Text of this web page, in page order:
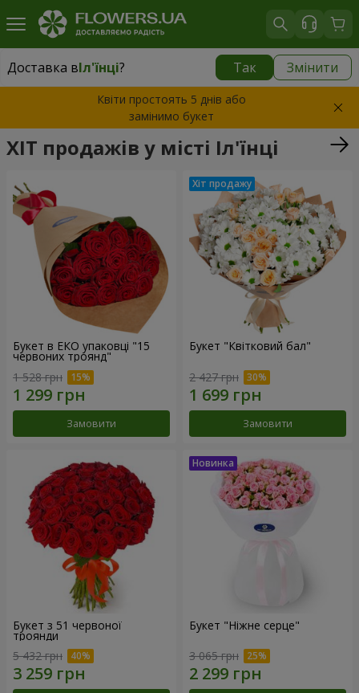
Доставка вІл'їнці? Так Змінити
Доставка вІл'їнці|
Квіти простоять 5 днів або
замінимо букет
ХІТ продажів у місті Іл'їнці
Букет в ЕКО упаковці "15
червоних троянд"
1 528 грн
Замовити
Букет "Квітковий бал"
2 427 грн
Замовити
Букет з 51 червоної
троянди
5 432 грн
Букет "Ніжне серце"
3 065 грн